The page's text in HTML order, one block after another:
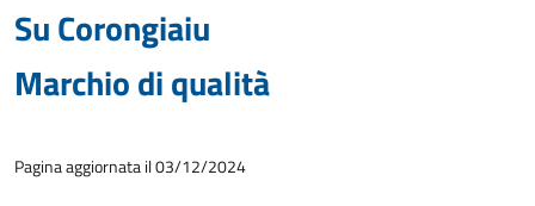
Su Corongiaiu
Marchio di qualità
Pagina aggiornata il 03/12/2024